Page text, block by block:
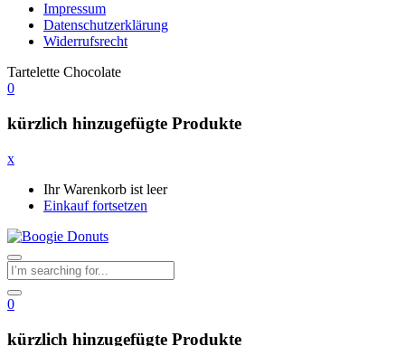
Impressum
Datenschutzerklärung
Widerrufsrecht
Tartelette Chocolate
0
kürzlich hinzugefügte Produkte
x
Ihr Warenkorb ist leer
Einkauf fortsetzen
0
kürzlich hinzugefügte Produkte